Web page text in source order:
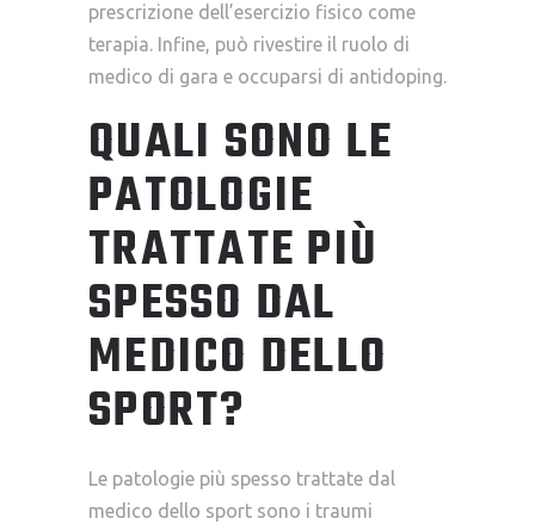
prescrizione dell’esercizio fisico come
terapia. Infine, può rivestire il ruolo di
medico di gara e occuparsi di antidoping.
QUALI SONO LE
PATOLOGIE
TRATTATE PIÙ
SPESSO DAL
MEDICO DELLO
SPORT?
Le patologie più spesso trattate dal
medico dello sport sono i traumi